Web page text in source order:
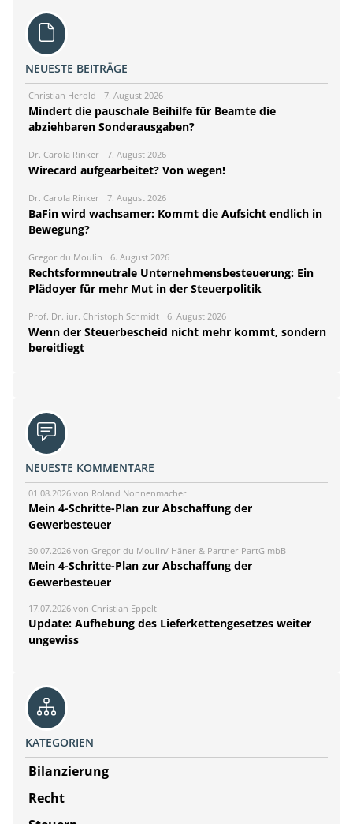
NEUESTE BEITRÄGE
Christian Herold 7. August 2026
Mindert die pauschale Beihilfe für Beamte die
abziehbaren Sonderausgaben?
Dr. Carola Rinker 7. August 2026
Wirecard aufgearbeitet? Von wegen!
Dr. Carola Rinker 7. August 2026
BaFin wird wachsamer: Kommt die Aufsicht endlich in
Bewegung?
Gregor du Moulin 6. August 2026
Rechtsformneutrale Unternehmensbesteuerung: Ein
Plädoyer für mehr Mut in der Steuerpolitik
Prof. Dr. iur. Christoph Schmidt 6. August 2026
Wenn der Steuerbescheid nicht mehr kommt, sondern
bereitliegt
NEUESTE KOMMENTARE
01.08.2026 von Roland Nonnenmacher
Mein 4-Schritte-Plan zur Abschaffung der
Gewerbesteuer
30.07.2026 von Gregor du Moulin/ Häner & Partner PartG mbB
Mein 4-Schritte-Plan zur Abschaffung der
Gewerbesteuer
17.07.2026 von Christian Eppelt
Update: Aufhebung des Lieferkettengesetzes weiter
ungewiss
KATEGORIEN
Bilanzierung
Recht